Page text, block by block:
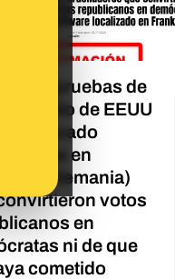
hay pruebas de
ejército de EEUU
confiscado
en
(Alemania)
votos
en
ni de que
cometido